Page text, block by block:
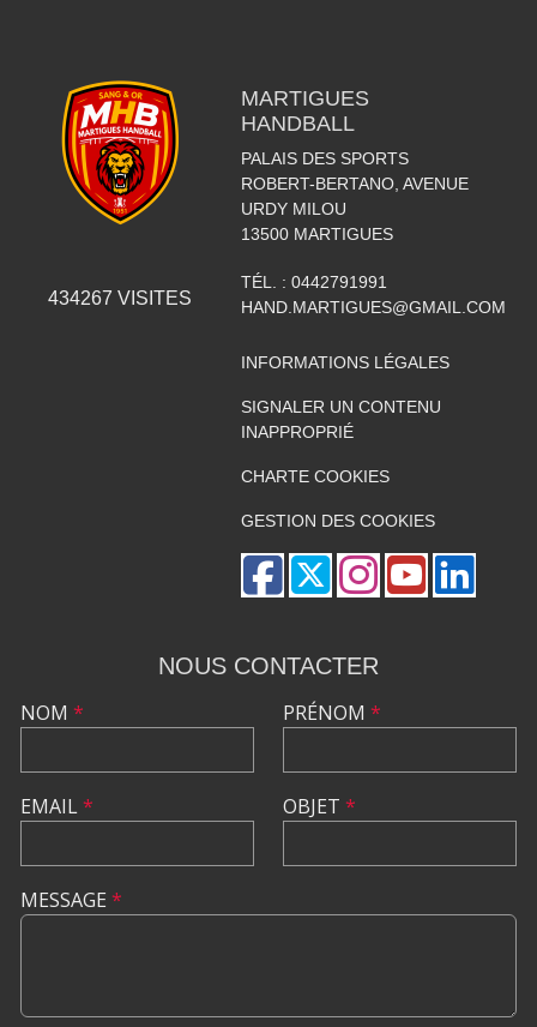
434267 VISITES
MARTIGUES
HANDBALL
PALAIS DES SPORTS
ROBERT-BERTANO, AVENUE
URDY MILOU
13500 MARTIGUES
TÉL. : 0442791991
HAND.MARTIGUES@GMAIL.COM
INFORMATIONS LÉGALES
SIGNALER UN CONTENU
INAPPROPRIÉ
CHARTE COOKIES
GESTION DES COOKIES
NOUS CONTACTER
NOM *
EMAIL*
PRÉNOM *
OBJET *
MESSAGE *